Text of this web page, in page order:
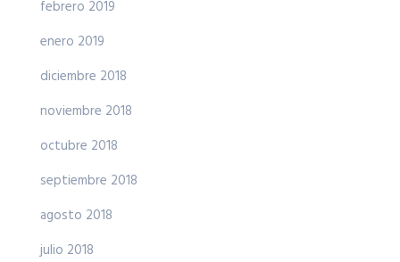
febrero 2019
enero 2019
diciembre 2018
noviembre 2018
octubre 2018
septiembre 2018
agosto 2018
julio 2018